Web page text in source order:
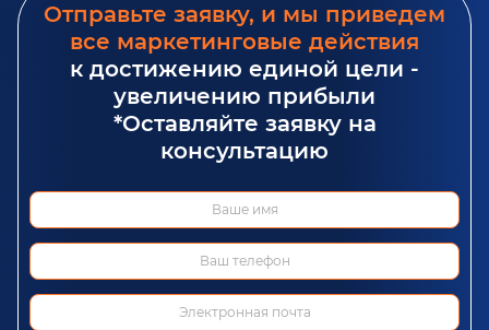
Отправьте заявку, и мы приведем
все маркетинговые действия
к достижению единой цели -
увеличению прибыли
*Оставляйте заявку на
консультацию